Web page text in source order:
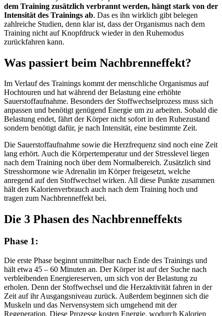
dem Training zusätzlich verbrannt werden, hängt stark von der
Intensität des Trainings ab. Das es ihn wirklich gibt belegen
zahlreiche Studien, denn klar ist, dass der Organismus nach dem
Training nicht auf Knopfdruck wieder in den Ruhemodus
zurückfahren kann.
Was passiert beim Nachbrenneffekt?
Im Verlauf des Trainings kommt der menschliche Organismus auf
Hochtouren und hat während der Belastung eine erhöhte
Sauerstoffaufnahme. Besonders der Stoffwechselprozess muss sich
anpassen und benötigt genügend Energie um zu arbeiten. Sobald die
Belastung endet, fährt der Körper nicht sofort in den Ruhezustand
sondern benötigt dafür, je nach Intensität, eine bestimmte Zeit.
Die Sauerstoffaufnahme sowie die Herzfrequenz sind noch eine Zeit
lang erhört. Auch die Körpertemperatur und der Stresslevel liegen
nach dem Training noch über dem Normalbereich. Zusätzlich sind
Stresshormone wie Adrenalin im Körper freigesetzt, welche
anregend auf den Stoffwechsel wirken. All diese Punkte zusammen
hält den Kalorienverbrauch auch nach dem Training hoch und
tragen zum Nachbrenneffekt bei.
Die 3 Phasen des Nachbrenneffekts
Phase 1:
Die erste Phase beginnt unmittelbar nach Ende des Trainings und
hält etwa 45 – 60 Minuten an. Der Körper ist auf der Suche nach
verbleibenden Energiereserven, um sich von der Belastung zu
erholen. Denn der Stoffwechsel und die Herzaktivität fahren in der
Zeit auf ihr Ausgangsniveau zurück. Außerdem beginnen sich die
Muskeln und das Nervensystem sich umgehend mit der
Regeneration. Diese Prozesse kosten Energie, wodurch Kalorien